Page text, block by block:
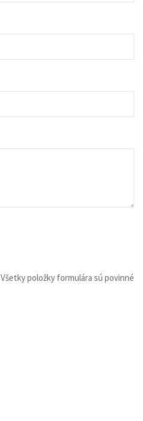
Všetky položky formulára sú povinné